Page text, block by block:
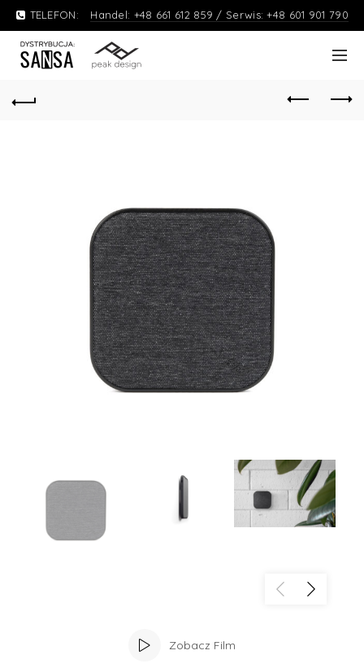
TELEFON: Handel: +48 661 612 859 / Serwis: +48 601 901 790
Zobacz Film